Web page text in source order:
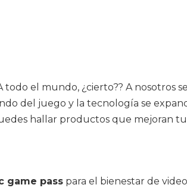
todo el mundo, ¿cierto?? A
del juego y la tecnología se
hallar productos que mejoran
game pass para el bienestar de